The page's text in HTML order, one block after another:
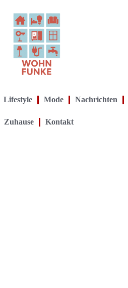
Lifestyle Mode Nachrichten
Zuhause Kontakt